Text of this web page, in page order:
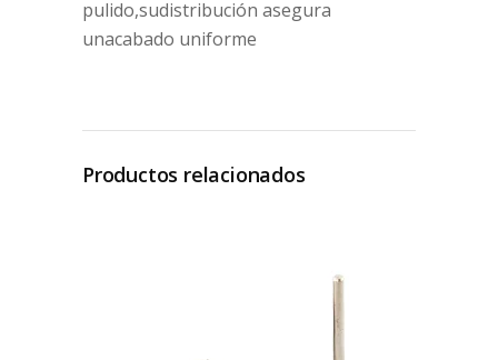
pulido,sudistribución asegura
unacabado uniforme
Productos relacionados